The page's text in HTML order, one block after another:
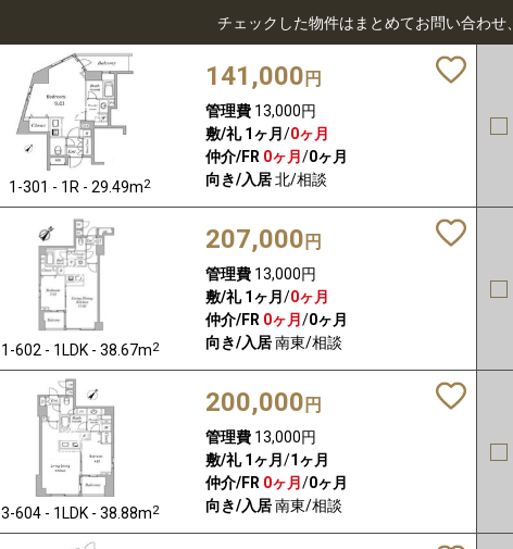
チェックした物件はまとめてお問い合わせ
1-301 - 1R - 29.49m2
141,000 円
管理費13,000円
敷/礼 1ヶ月 /0ヶ月
仲介/FR 0ヶ月 /0ヶ月
向き/入居北/相談
1-602 - 1LDK - 38.67m2
207,000 円
管理費13,000円
敷/礼 1ヶ月 /0ヶ月
仲介/FR 0ヶ月 /0ヶ月
向き/入居南東/相談
3-604 - 1LDK - 38.88m2
200,000 円
管理費13,000円
敷/礼 1ヶ月 /1ヶ月
仲介/FR 0ヶ月 /0ヶ月
向き/入居南東/相談